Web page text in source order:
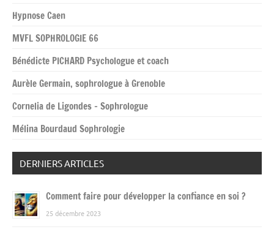
Hypnose Caen
MVFL SOPHROLOGIE 66
Bénédicte PICHARD Psychologue et coach
Aurèle Germain, sophrologue à Grenoble
Cornelia de Ligondes – Sophrologue
Mélina Bourdaud Sophrologie
DERNIERS ARTICLES
Comment faire pour développer la confiance en soi ?
25 décembre 2023